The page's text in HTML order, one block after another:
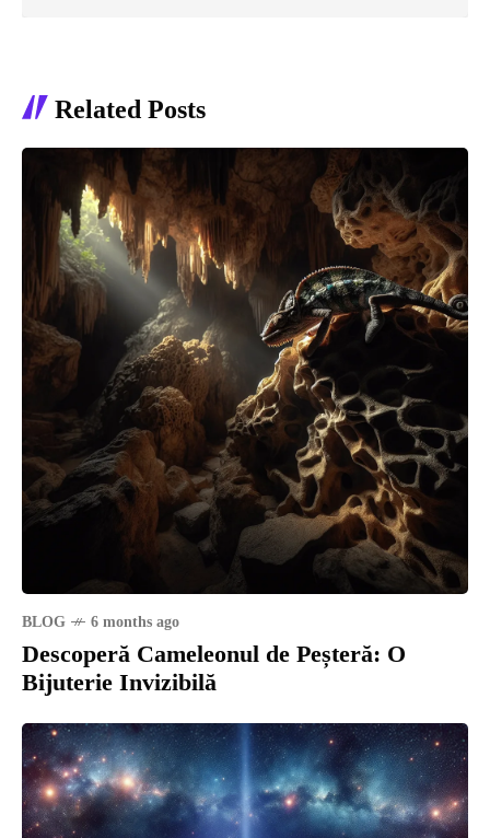
Related Posts
BLOG 6 months ago
Descoperă Cameleonul de Peșteră: O
Bijuterie Invizibilă